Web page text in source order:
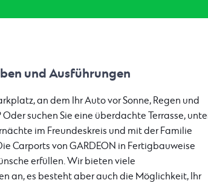
und Ausführungen
an dem Ihr Auto vor Sonne, Regen und
suchen Sie eine überdachte Terrasse,
im Freundeskreis und mit der Familie
Carports von GARDEON in Fertigbauweise
erfüllen. Wir bieten viele
an, es besteht aber auch die Möglichkeit, Ihr